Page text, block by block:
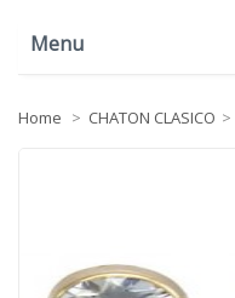
Menu
Home > CHATON CLASICO >